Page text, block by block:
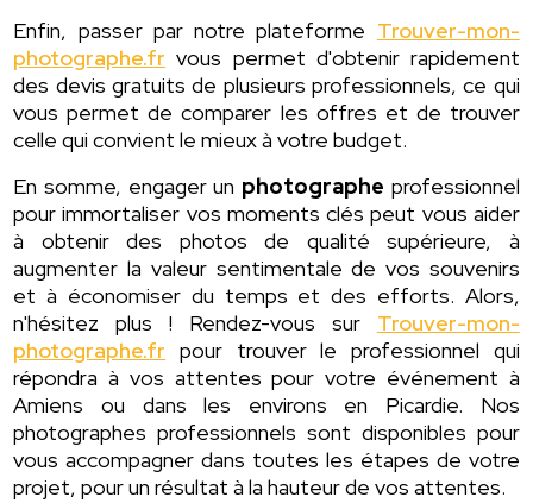
Enfin, passer par notre plateforme Trouver-mon-
photographe.fr vous permet d'obtenir rapidement
des devis gratuits de plusieurs professionnels, ce qui
vous permet de comparer les offres et de trouver
celle qui convient le mieux à votre budget.
En somme, engager un photographe professionnel
pour immortaliser vos moments clés peut vous aider
à obtenir des photos de qualité supérieure, à
augmenter la valeur sentimentale de vos souvenirs
et à économiser du temps et des efforts. Alors,
n'hésitez plus ! Rendez-vous sur Trouver-mon-
photographe.fr pour trouver le professionnel qui
répondra à vos attentes pour votre événement à
Amiens ou dans les environs en Picardie. Nos
photographes professionnels sont disponibles pour
vous accompagner dans toutes les étapes de votre
projet, pour un résultat à la hauteur de vos attentes.